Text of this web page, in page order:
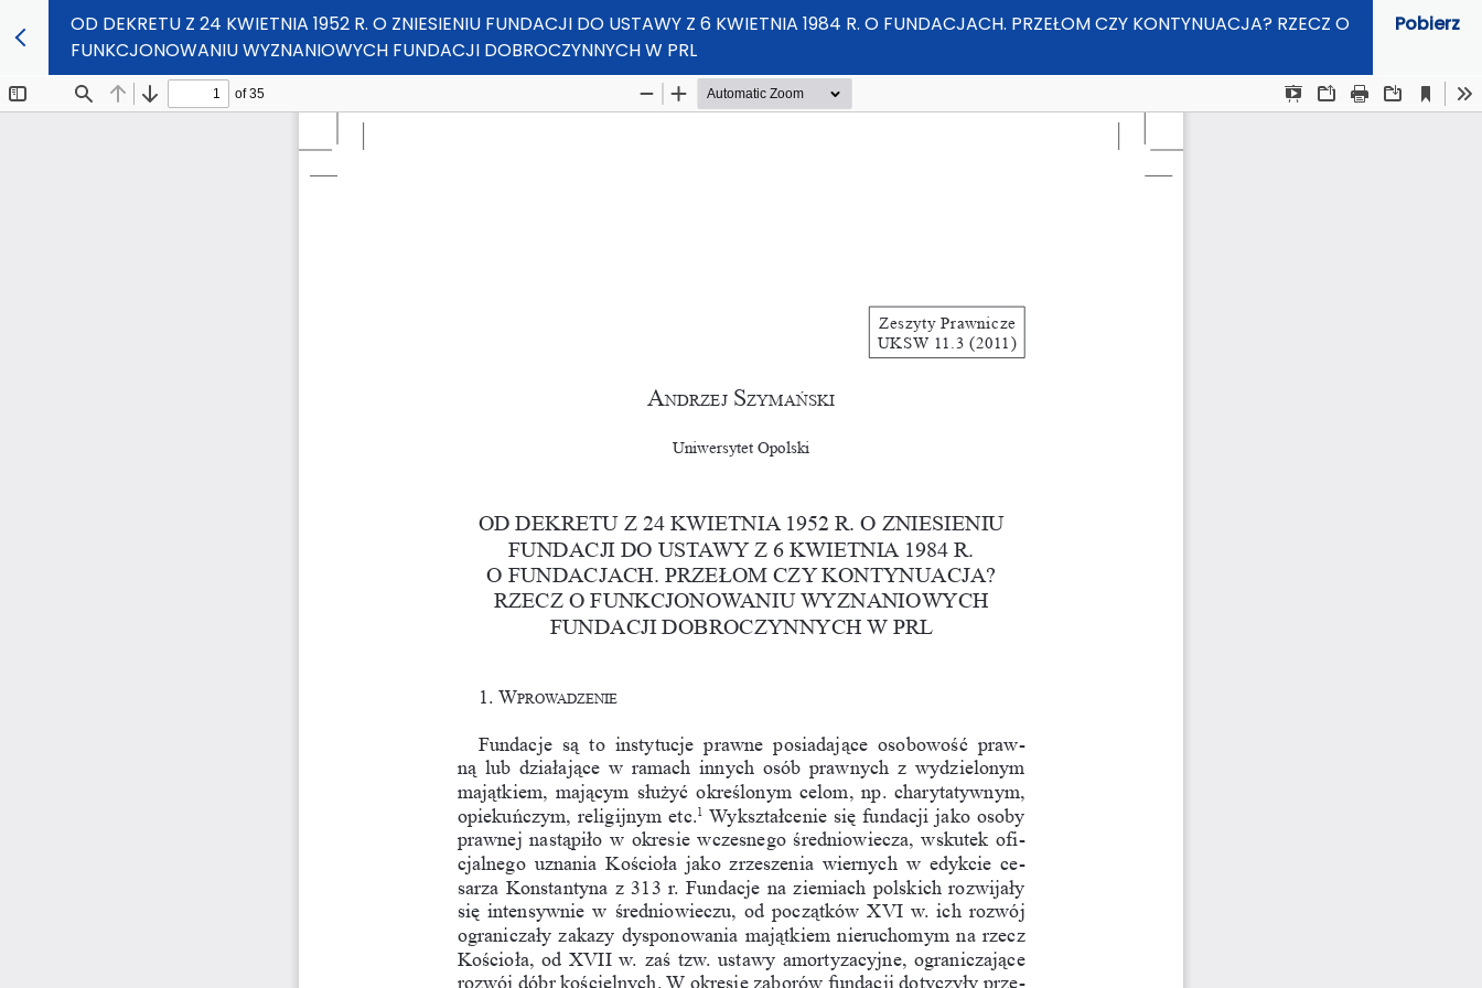
OD DEKRETU Z 24 KWIETNIA 1952 R. O ZNIESIENIU FUNDACJI DO USTAWY Z 6 KWIETNIA 1984 R. O FUNDACJACH. PRZEŁOM CZY KONTYNUACJA? RZECZ O
FUNKCJONOWANIU WYZNANIOWYCH FUNDACJI DOBROCZYNNYCH W PRL
Pobierz